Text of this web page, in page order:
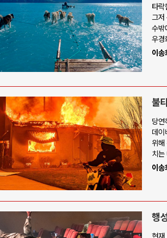
타
그저
수밖
우경
이
불
당
데
위
치는
이
행
현재